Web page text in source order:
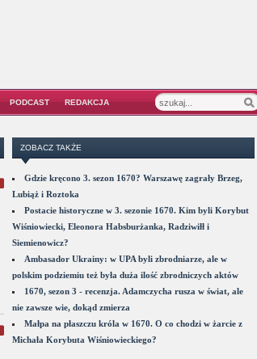
PODCAST REDAKCJA
ZOBACZ TAKŻE
Gdzie kręcono 3. sezon 1670? Warszawę zagrały Brzeg,
Lubiąż i Roztoka
Postacie historyczne w 3. sezonie 1670. Kim byli Korybut
Wiśniowiecki, Eleonora Habsburżanka, Radziwiłł i
Siemienowicz?
Ambasador Ukrainy: w UPA byli zbrodniarze, ale w
polskim podziemiu też była duża ilość zbrodniczych aktów
1670, sezon 3 - recenzja. Adamczycha rusza w świat, ale
nie zawsze wie, dokąd zmierza
Małpa na płaszczu króla w 1670. O co chodzi w żarcie z
Michała Korybuta Wiśniowieckiego?